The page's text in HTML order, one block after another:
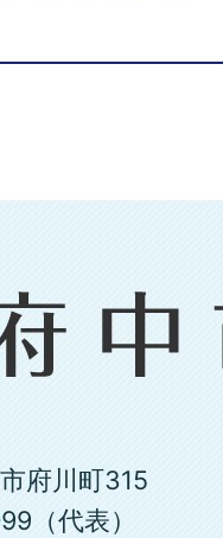
府川町315
（代表）